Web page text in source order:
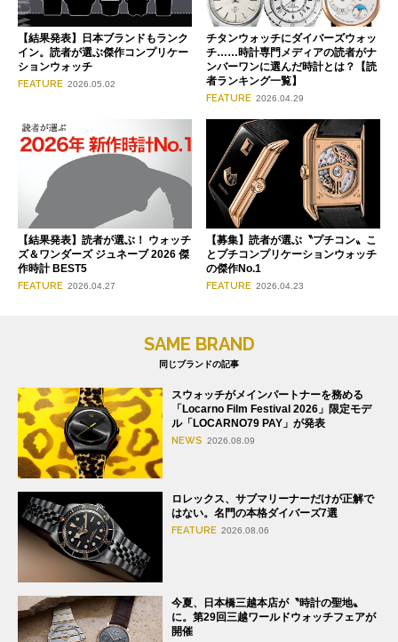
【結果発表】日本ブランドもランク
イン。読者が選ぶ傑作コンプリケー
ションウォッチ
FEATURE 2026.05.02
チタンウォッチにダイバーズウォッ
チ……時計専門メディアの読者がナ
ンバーワンに選んだ時計とは？【読
者ランキング一覧】
FEATURE 2026.04.29
【結果発表】読者が選ぶ！ ウォッチ
ズ＆ワンダーズ ジュネーブ 2026 傑
作時計 BEST5
FEATURE 2026.04.27
【募集】読者が選ぶ〝プチコン〟こ
とプチコンプリケーションウォッチ
の傑作No.1
FEATURE 2026.04.23
SAME BRAND
同じブランドの記事
スウォッチがメインパートナーを務める
「Locarno Film Festival 2026」限定モデ
ル「LOCARNO79 PAY」が発表
NEWS 2026.08.09
ロレックス、サブマリーナーだけが正解で
はない。名門の本格ダイバーズ7選
FEATURE 2026.08.06
今夏、日本橋三越本店が〝時計の聖地〟
に。第29回三越ワールドウォッチフェアが
開催